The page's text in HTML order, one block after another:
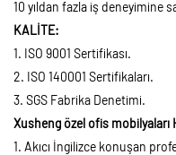
10 yıldan fazla iş deneyimine
KALİTE:
1. ISO 9001 Sertifikası.
2. ISO 140001 Sertifikaları.
3. SGS Fabrika Denetimi.
Xusheng özel ofis mobilyaları
1. Akıcı İngilizce konuşan